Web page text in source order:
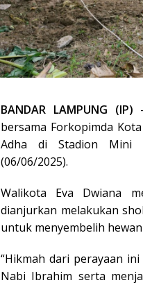
BANDAR LAMPUNG (IP)
bersama Forkopimda
Adha di Stadion Mini
(06/06/2025).
Walikota Eva Dwiana
dianjurkan melakukan
untuk menyembelih
“Hikmah dari perayaan
Nabi Ibrahim serta